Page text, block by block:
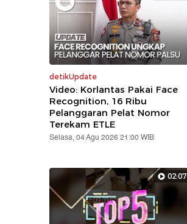
detikUpdate
Video: Korlantas Pakai Face
Recognition, 16 Ribu
Pelanggaran Pelat Nomor
Terekam ETLE
Selasa, 04 Agu 2026 21:00 WIB
02:07